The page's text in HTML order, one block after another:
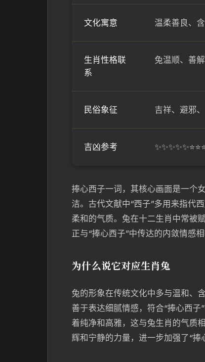
文化寓意 温柔善良、
生肖性格联
系
兔温顺、善
民俗象征 吉祥、避邪
吉凶参考
捧心西子一词，其核心画面是一个
洁。古代文献中“西子”多用来指代
柔和的气质。兔在十二生肖中常被
正与“捧心西子”中传达的内敛情感相
为什么说它对应生肖兔
兔的形象在传统文化中多与温和、
善于表达细腻情感，符合“捧心西
着纯净和高雅，这与兔生肖的气质
辉和宁静的力量，进一步加强了“捧